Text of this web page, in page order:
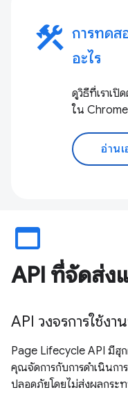
construction การทดส
อะไร
ดูวิธีที่เราเปิ
ใน
อ่านเ
web_asset
API ที่จัดส่ง
API วงจรการใช้งา
Page Lifecycle API มีฮุก
คุณจัดการกับการดำเนินการ
ปลอดภัยโดยไม่ส่งผลกระ